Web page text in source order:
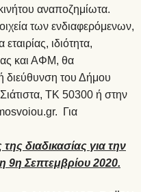
αναποζημίωτα.
των ενδιαφερόμενων,
ιδιότητα,
και ΑΦΜ, θα
διεύθυνση του Δήμου
ΤΚ 50300 ή στην
. Για
διαδικασίας για την
Σεπτεμβρίου 2020.